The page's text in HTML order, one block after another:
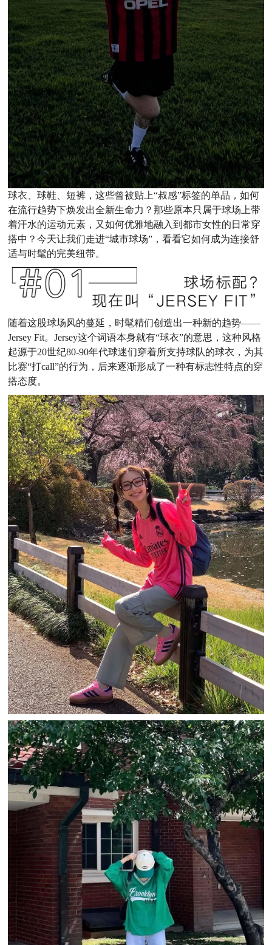
球衣、球鞋、短裤，这些曾被贴上“叔感”标签的单品，如何
在流行趋势下焕发出全新生命力？那些原本只属于球场上带
着汗水的运动元素，又如何优雅地融入到都市女性的日常穿
搭中？今天让我们走进“城市球场”，看看它如何成为连接舒
适与时髦的完美纽带。
随着这股球场风的蔓延，时髦精们创造出一种新的趋势——
Jersey Fit。Jersey这个词语本身就有“球衣”的意思，这种风格
起源于20世纪80-90年代球迷们穿着所支持球队的球衣，为其
比赛“打call”的行为，后来逐渐形成了一种有标志性特点的穿
搭态度。